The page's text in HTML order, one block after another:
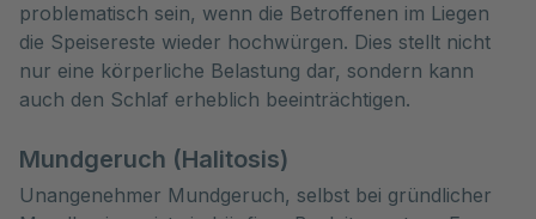
problematisch sein, wenn die Betroffenen im Liegen
die Speisereste wieder hochwürgen. Dies stellt nicht
nur eine körperliche Belastung dar, sondern kann
auch den Schlaf erheblich beeinträchtigen.
Mundgeruch (Halitosis)
Unangenehmer Mundgeruch, selbst bei gründlicher